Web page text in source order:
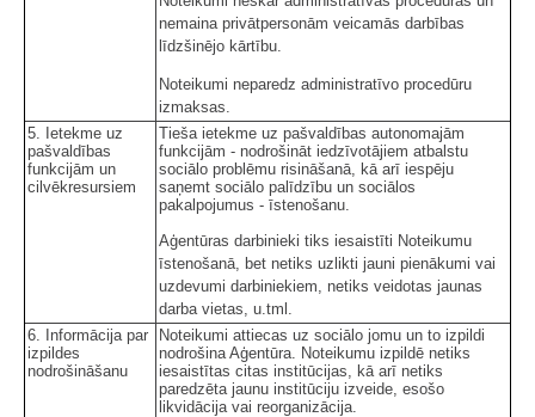
nemaina privātpersonām veicamās darbības
līdzšinējo kārtību.
Noteikumi neparedz administratīvo procedūru
izmaksas.
5. Ietekme uz
pašvaldības
funkcijām un
cilvēkresursiem
Tieša ietekme uz pašvaldības autonomajām
funkcijām - nodrošināt iedzīvotājiem atbalstu
sociālo problēmu risināšanā, kā arī iespēju
saņemt sociālo palīdzību un sociālos
pakalpojumus - īstenošanu.
Aģentūras darbinieki tiks iesaistīti Noteikumu
īstenošanā, bet netiks uzlikti jauni pienākumi vai
uzdevumi darbiniekiem, netiks veidotas jaunas
darba vietas, u.tml.
6. Informācija par
izpildes
nodrošināšanu
Noteikumi attiecas uz sociālo jomu un to izpildi
nodrošina Aģentūra. Noteikumu izpildē netiks
iesaistītas citas institūcijas, kā arī netiks
paredzēta jaunu institūciju izveide, esošo
likvidācija vai reorganizācija.